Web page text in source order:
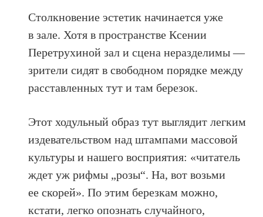
Столкновение эстетик начинается уже
в зале. Хотя в пространстве Ксении
Перетрухиной зал и сцена неразделимы —
зрители сидят в свободном порядке между
расставленных тут и там березок.
Этот ходульный образ тут выглядит легким
издевательством над штампами массовой
культуры и нашего восприятия: «читатель
ждет уж рифмы „розы“. На, вот возьми
ее скорей». По этим березкам можно,
кстати, легко опознать случайного,